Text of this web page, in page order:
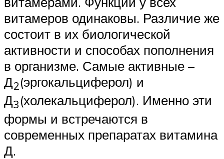
витамеров одинаковы. Различие же
состоит в их биологической
активности и способах пополнения
в организме. Самые активные –
Д2(эргокальциферол) и
Д3(холекальциферол). Именно эти
формы и встречаются в
современных препаратах витамина
Д.